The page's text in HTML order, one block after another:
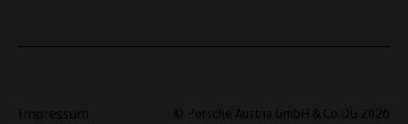
Impressum © Porsche Austria GmbH & Co OG 2026